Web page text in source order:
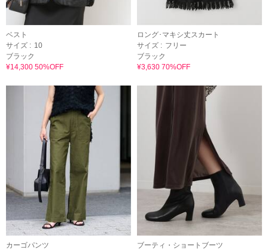
ベスト
サイズ : 10
ブラック
¥14,300 50%OFF
ロング･マキシ丈スカート
サイズ : フリー
ブラック
¥3,630 70%OFF
カーゴパンツ
ブーティ・ショートブーツ